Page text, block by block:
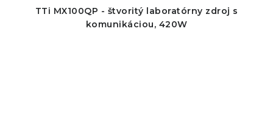
TTi MX100QP - štvoritý laboratórny zdroj s
komunikáciou, 420W